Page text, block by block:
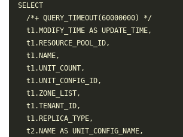
SELECT
/*+ QUERY_TIMEOUT(60000000) */
t1.MODIFY_TIME AS UPDATE_TIME,
t1.RESOURCE_POOL_ID,
t1.NAME,
t1.UNIT_COUNT,
t1.UNIT_CONFIG_ID,
t1.ZONE_LIST,
t1.TENANT_ID,
t1.REPLICA_TYPE,
t2.NAME AS UNIT_CONFIG_NAME,